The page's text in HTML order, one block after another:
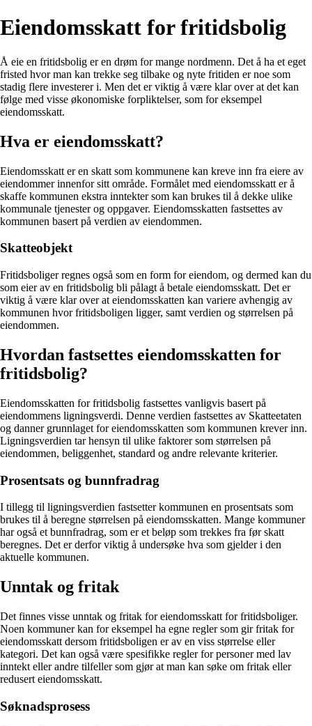
Eiendomsskatt for fritidsbolig
Å eie en fritidsbolig er en drøm for mange nordmenn. Det å ha et eget
fristed hvor man kan trekke seg tilbake og nyte fritiden er noe som
stadig flere investerer i. Men det er viktig å være klar over at det kan
følge med visse økonomiske forpliktelser, som for eksempel
eiendomsskatt.
Hva er eiendomsskatt?
Eiendomsskatt er en skatt som kommunene kan kreve inn fra eiere av
eiendommer innenfor sitt område. Formålet med eiendomsskatt er å
skaffe kommunen ekstra inntekter som kan brukes til å dekke ulike
kommunale tjenester og oppgaver. Eiendomsskatten fastsettes av
kommunen basert på verdien av eiendommen.
Skatteobjekt
Fritidsboliger regnes også som en form for eiendom, og dermed kan du
som eier av en fritidsbolig bli pålagt å betale eiendomsskatt. Det er
viktig å være klar over at eiendomsskatten kan variere avhengig av
kommunen hvor fritidsboligen ligger, samt verdien og størrelsen på
eiendommen.
Hvordan fastsettes eiendomsskatten for
fritidsbolig?
Eiendomsskatten for fritidsbolig fastsettes vanligvis basert på
eiendommens ligningsverdi. Denne verdien fastsettes av Skatteetaten
og danner grunnlaget for eiendomsskatten som kommunen krever inn.
Ligningsverdien tar hensyn til ulike faktorer som størrelsen på
eiendommen, beliggenhet, standard og andre relevante kriterier.
Prosentsats og bunnfradrag
I tillegg til ligningsverdien fastsetter kommunen en prosentsats som
brukes til å beregne størrelsen på eiendomsskatten. Mange kommuner
har også et bunnfradrag, som er et beløp som trekkes fra før skatt
beregnes. Det er derfor viktig å undersøke hva som gjelder i den
aktuelle kommunen.
Unntak og fritak
Det finnes visse unntak og fritak for eiendomsskatt for fritidsboliger.
Noen kommuner kan for eksempel ha egne regler som gir fritak for
eiendomsskatt dersom fritidsboligen er av en viss størrelse eller
kategori. Det kan også være spesifikke regler for personer med lav
inntekt eller andre tilfeller som gjør at man kan søke om fritak eller
redusert eiendomsskatt.
Søknadsprosess